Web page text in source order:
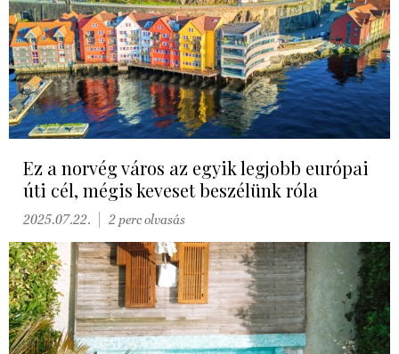
Ez a norvég város az egyik legjobb európai
úti cél, mégis keveset beszélünk róla
2025.07.22. 2 perc olvasás